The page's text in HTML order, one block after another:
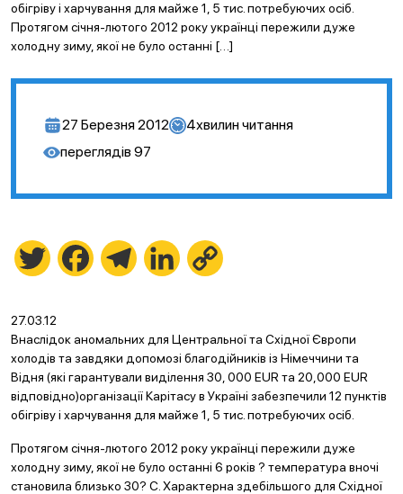
обігріву і харчування для майже 1, 5 тис. потребуючих осіб.
Протягом січня-лютого 2012 року українці пережили дуже
холодну зиму, якої не було останні […]
27 Березня 2012 4хвилин читання
переглядів 97
Twitter FacebookTelegramLinkedIn
27.03.12
Внаслідок аномальних для Центральної та Східної Європи
холодів та завдяки допомозі благодійників із Німеччини та
Відня (які гарантували виділення 30, 000 EUR та 20,000 EUR
відповідно)організації Карітасу в Україні забезпечили 12 пунктів
обігріву і харчування для майже 1, 5 тис. потребуючих осіб.
Протягом січня-лютого 2012 року українці пережили дуже
холодну зиму, якої не було останні 6 років ? температура вночі
становила близько 30? C. Характерна здебільшого для Східної